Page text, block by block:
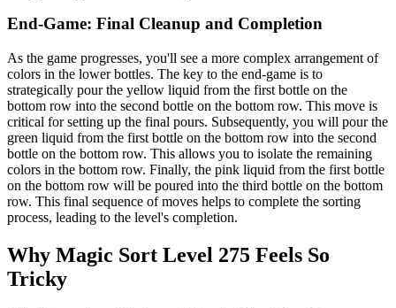
End-Game: Final Cleanup and Completion
As the game progresses, you'll see a more complex arrangement of
colors in the lower bottles. The key to the end-game is to
strategically pour the yellow liquid from the first bottle on the
bottom row into the second bottle on the bottom row. This move is
critical for setting up the final pours. Subsequently, you will pour the
green liquid from the first bottle on the bottom row into the second
bottle on the bottom row. This allows you to isolate the remaining
colors in the bottom row. Finally, the pink liquid from the first bottle
on the bottom row will be poured into the third bottle on the bottom
row. This final sequence of moves helps to complete the sorting
process, leading to the level's completion.
Why Magic Sort Level 275 Feels So
Tricky